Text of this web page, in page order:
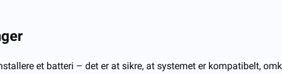
et batteri – det er at sikre, at systemet er kompatibelt,